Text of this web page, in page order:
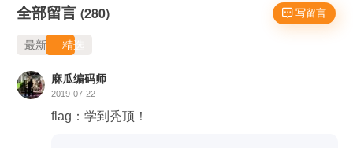
 写留言
全部留言 (280)
最新 精选
麻瓜编码师
2019-07-22
flag：学到秃顶！